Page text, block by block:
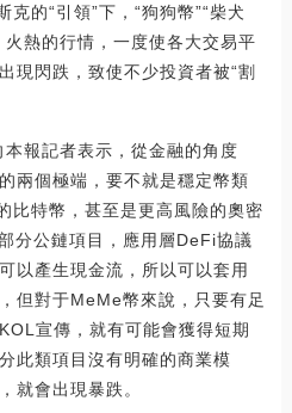
的“引領”下，“狗狗幣”“柴犬
熱的行情，一度使各大交易平
現閃跌，致使不少投資者被“割
報記者表示，從金融的角度
兩個極端，要不就是穩定幣類
比特幣，甚至是更高風險的奧密
分公鏈項目，應用層DeFi協議
以產生現金流，所以可以套用
但對于MeMe幣來說，只要有足
宣傳，就有可能會獲得短期
此類項目沒有明確的商業模
就會出現暴跌。